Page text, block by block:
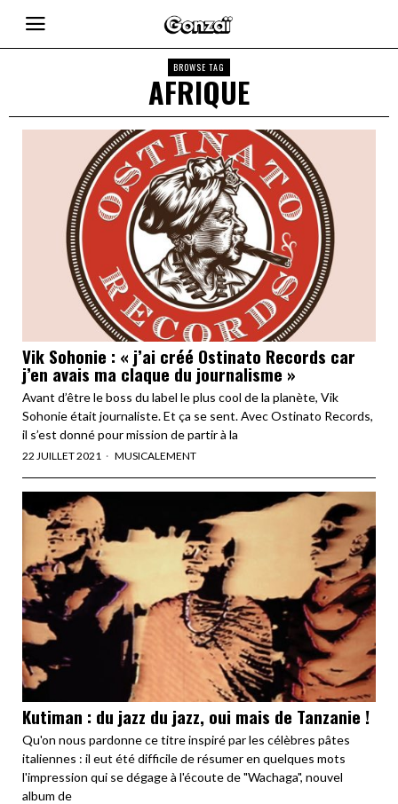
BROWSE TAG
AFRIQUE
Vik Sohonie : « j’ai créé Ostinato Records car
j’en avais ma claque du journalisme »
Avant d’être le boss du label le plus cool de la planète, Vik
Sohonie était journaliste. Et ça se sent. Avec Ostinato Records,
il s’est donné pour mission de partir à la
22 JUILLET 2021 MUSICALEMENT
Kutiman : du jazz du jazz, oui mais de Tanzanie !
Qu'on nous pardonne ce titre inspiré par les célèbres pâtes
italiennes : il eut été difficile de résumer en quelques mots
l'impression qui se dégage à l'écoute de "Wachaga", nouvel
album de